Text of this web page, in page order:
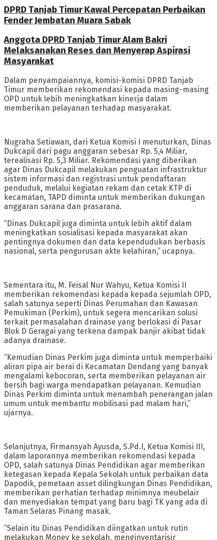
DPRD Tanjab Timur Kawal Percepatan Perbaikan
Fender Jembatan Muara Sabak
Anggota DPRD Tanjab Timur Alam Bakri
Melaksanakan Reses dan Menyerap Aspirasi
Masyarakat
Dalam penyampaiannya, komisi-komisi DPRD Tanjab
Timur memberikan rekomendasi kepada masing-masing
OPD untuk lebih meningkatkan kinerja dalam
memberikan pelayanan terhadap masyarakat.
Nugraha Setiawan, dari Ketua Komisi I menuturkan, Dinas
Dukcapil dari pagu anggaran sebesar Rp. 5,4 Miliar,
terealisasi Rp. 5,3 Miliar. Rekomendasi yang diberikan
agar Dinas Dukcapil melakukan penguatan infrastruktur
sistem informasi dan registrasi untuk pendaftaran
penduduk, melalui kegiatan rekam dan cetak KTP di
kecamatan, TAPD diminta untuk memberikan dukungan
anggaran sarana dan prasarana.
“Dinas Dukcapil juga diminta untuk lebih aktif dalam
meningkatkan sosialisasi kepada masyarakat akan
pentingnya dokumen dan data kependudukan berbasis
nasional, serta pengurusan akte kelahiran,” ucapnya.
Sementara itu, M. Feisal Nur Wahyu, Ketua Komisi II
memberikan rekomendasi kepada kepada sejumlah OPD,
salah satunya seperti Dinas Perumahan dan Kawasan
Pemukiman (Perkim), untuk segera mencarikan solusi
terkait permasalahan drainase yang berlokasi di Pasar
Blok D Geragai yang terkena dampak banjir akibat tidak
adanya drainase.
“Kemudian Dinas Perkim juga diminta untuk memperbaiki
aliran pipa air berai di Kecamatan Dendang yang banyak
mengalami kebocoran, serta memberikan pelayanan air
bersih bagi warga mendapatkan pelayanan. Kemudian
Dinas Perkim diminta untuk menambah penerangan jalan
umum untuk membantu mobilisasi pad malam hari,”
ujarnya.
Selanjutnya, Firmansyah Ayusda, S.Pd.I, Ketua Komisi III,
dalam laporannya memberikan rekomendasi kepada
OPD, salah satunya Dinas Pendidikan agar memberikan
ketegasan kepada Kepala Sekolah untuk perbaikan data
Dapodik, pemetaan asset dilingkungan Dinas Pendidikan,
memberikan perhatian terhadap minimnya meubelair
dan menyediakan tempat yang baru bagi TK yang ada di
Taman Selaras Pinang masak.
“Selain itu Dinas Pendidikan diingatkan untuk rutin
melakukan Monev ke sekolah, menginventarisir